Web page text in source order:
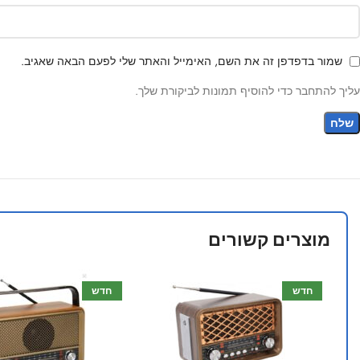
שמור בדפדפן זה את השם, האימייל והאתר שלי לפעם הבאה שאגיב.
עליך להתחבר כדי להוסיף תמונות לביקורת שלך.
מוצרים קשורים
חדש חדש